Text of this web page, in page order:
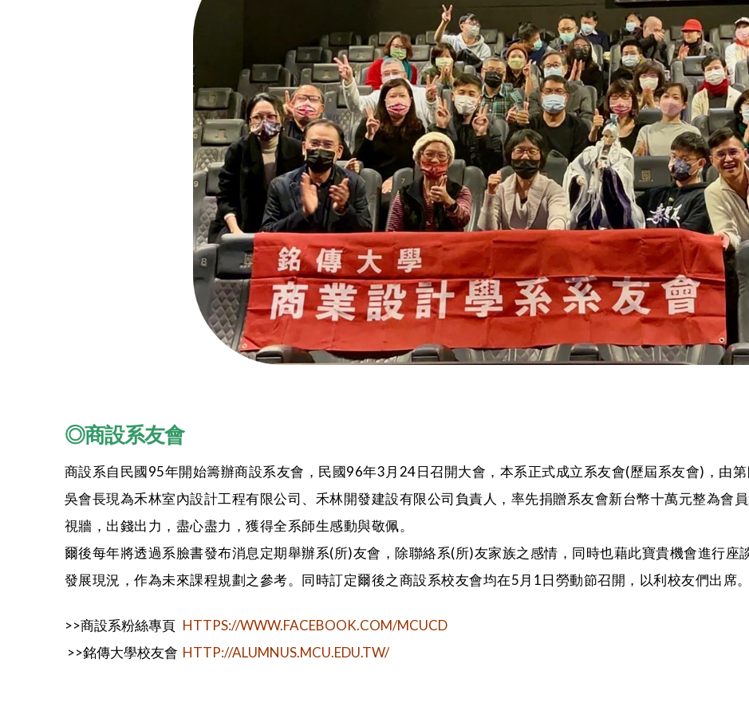
◎商設系友會
商設系自民國95年開始籌辦商設系友會，民國96年3月24日召開大會，本系正式成立系友會(歷屆系友會)，由第
吳會長現為禾林室內設計工程有限公司、禾林開發建設有限公司負責人，率先捐贈系友會新台幣十萬元整為會
視牆，出錢出力，盡心盡力，獲得全系師生感動與敬佩。
爾後每年將透過系臉書發布消息定期舉辦系(所)友會，除聯絡系(所)友家族之感情，同時也藉此寶貴機會進行座
發展現況，作為未來課程規劃之參考。同時訂定爾後之商設系校友會均在5月1日勞動節召開，以利校友們出席。
>>商設系粉絲專頁 HTTPS://WWW.FACEBOOK.COM/MCUCD
>>銘傳大學校友會 HTTP://ALUMNUS.MCU.EDU.TW/